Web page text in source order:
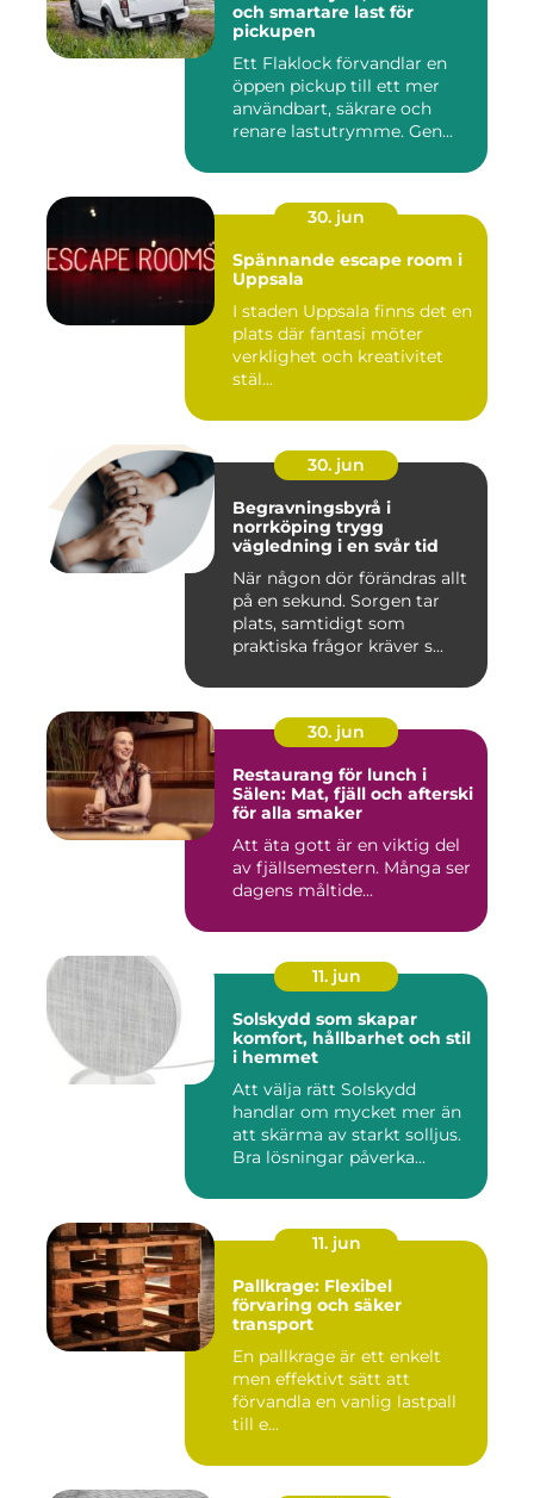
och smartare last för
pickupen
Ett Flaklock förvandlar en
öppen pickup till ett mer
användbart, säkrare och
renare lastutrymme. Gen...
30. jun
Spännande escape room i
Uppsala
I staden Uppsala finns det en
plats där fantasi möter
verklighet och kreativitet
stäl...
30. jun
Begravningsbyrå i
norrköping trygg
vägledning i en svår tid
När någon dör förändras allt
på en sekund. Sorgen tar
plats, samtidigt som
praktiska frågor kräver s...
30. jun
Restaurang för lunch i
Sälen: Mat, fjäll och afterski
för alla smaker
Att äta gott är en viktig del
av fjällsemestern. Många ser
dagens måltide...
11. jun
Solskydd som skapar
komfort, hållbarhet och stil
i hemmet
Att välja rätt Solskydd
handlar om mycket mer än
att skärma av starkt solljus.
Bra lösningar påverka...
11. jun
Pallkrage: Flexibel
förvaring och säker
transport
En pallkrage är ett enkelt
men effektivt sätt att
förvandla en vanlig lastpall
till e...